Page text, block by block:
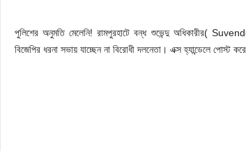
পুলিশের অনুমতি মেলেনি! রামপুরহাটে বন্ধ শুভেন্দু অধিকারীর(
বিজেপির ধরনা সভায় যাচ্ছেন না বিরোধী দলনেতা। এক্স হ্যান্ডেলে পোস্ট